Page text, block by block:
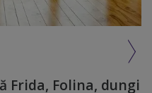
Frida, Folina, dungi